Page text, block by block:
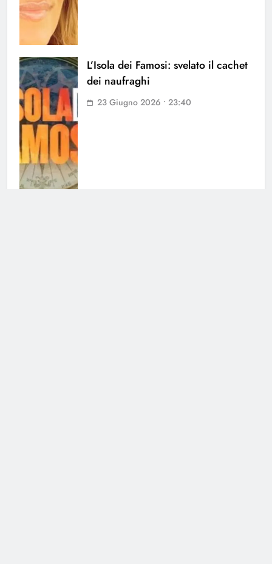
L’Isola dei Famosi: svelato il cachet
dei naufraghi
23 Giugno 2026 • 23:40